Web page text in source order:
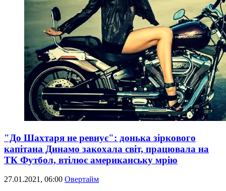
"До Шахтаря не ревнує": донька зіркового
капітана Динамо закохала світ, працювала на
ТК Футбол, втілює американську мрію
27.01.2021, 06:00 Овертайм